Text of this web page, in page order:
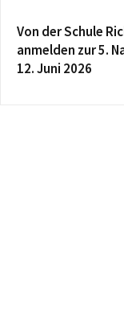
Von der Schule
anmelden zur 5.
12. Juni 2026